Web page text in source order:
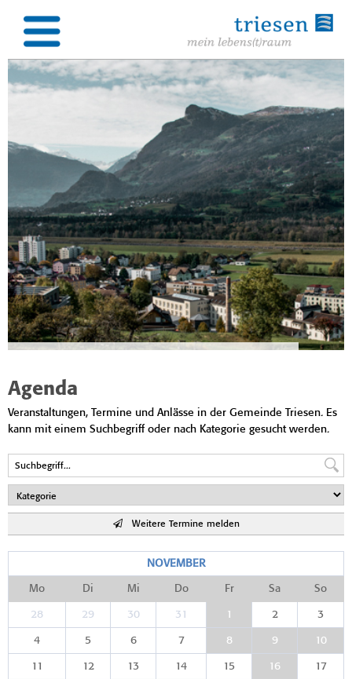
Agenda
Veranstaltungen, Termine und Anlässe in der Gemeinde Triesen. Es
kann mit einem Suchbegriff oder nach Kategorie gesucht werden.
Weitere Termine melden
NOVEMBER
Mo Di Mi Do Fr Sa So
28 29 30 31 1 2 3
4 5 6 7 8 9 10
11 12 13 14 15 16 17